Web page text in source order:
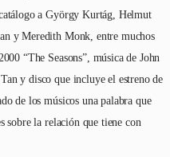
a György Kurtág, Helmut
y Meredith Monk, entre muchos
“The Seasons”, música de John
y disco que incluye el estreno de
de los músicos una palabra que
sobre la relación que tiene con